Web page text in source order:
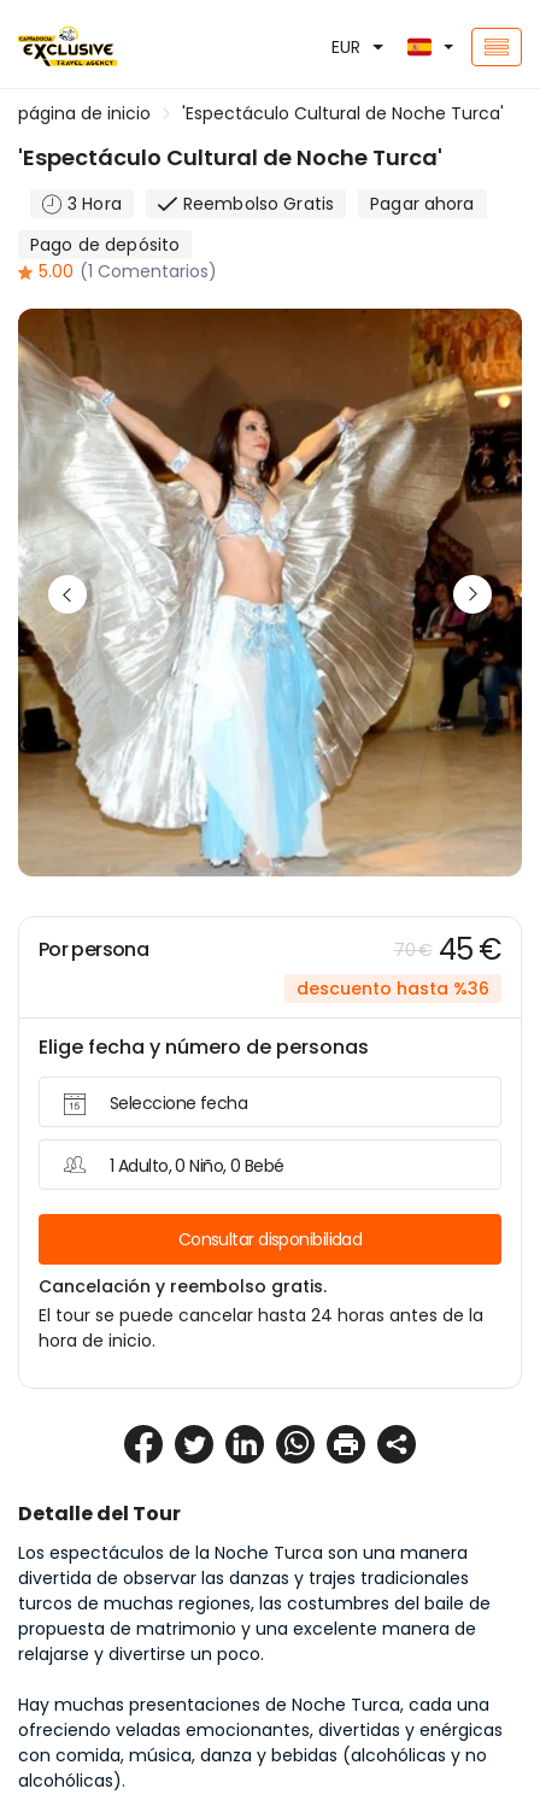
EUR
página de inicio 'Espectáculo Cultural de Noche Turca'
'Espectáculo Cultural de Noche Turca'
3 Hora Reembolso Gratis
Pagar ahora
Pago de depósito
5.00 (1 Comentarios)
Detalle del Tour
Los espectáculos de la Noche Turca son una manera
divertida de observar las danzas y trajes tradicionales
turcos de muchas regiones, las costumbres del baile de
propuesta de matrimonio y una excelente manera de
relajarse y divertirse un poco.
Hay muchas presentaciones de Noche Turca, cada una
ofreciendo veladas emocionantes, divertidas y enérgicas
con comida, música, danza y bebidas (alcohólicas y no
alcohólicas).
Por persona 70 € 45 €
descuento hasta %36
Elige fecha y número de personas
Seleccione fecha
1 Adulto, 0 Niño, 0 Bebé
Consultar disponibilidad
Cancelación y reembolso gratis.
El tour se puede cancelar hasta 24 horas antes de la
hora de inicio.